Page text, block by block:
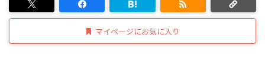
マイページにお気に入り